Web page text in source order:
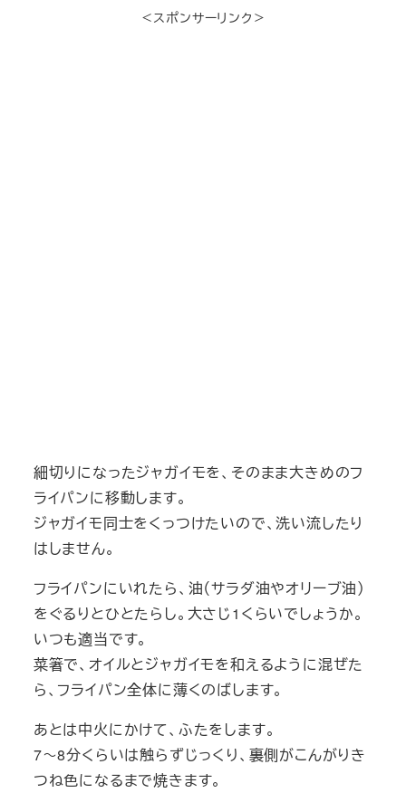
＜スポンサーリンク＞
細切りになったジャガイモを、そのまま大きめのフ
ライパンに移動します。
ジャガイモ同士をくっつけたいので、洗い流したり
はしません。
フライパンにいれたら、油（サラダ油やオリーブ油）
をぐるりとひとたらし。大さじ1くらいでしょうか。
いつも適当です。
菜箸で、オイルとジャガイモを和えるように混ぜた
ら、フライパン全体に薄くのばします。
あとは中火にかけて、ふたをします。
7～8分くらいは触らずじっくり、裏側がこんがりき
つね色になるまで焼きます。